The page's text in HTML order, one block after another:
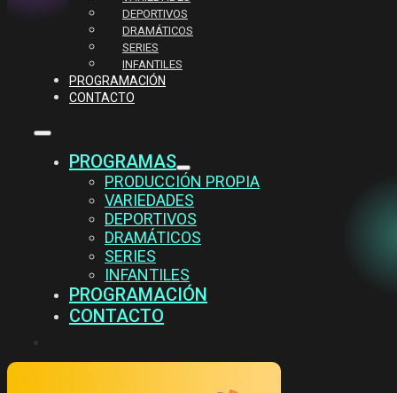
DEPORTIVOS
DRAMÁTICOS
SERIES
INFANTILES
PROGRAMACIÓN
CONTACTO
PROGRAMAS
PRODUCCIÓN PROPIA
VARIEDADES
DEPORTIVOS
DRAMÁTICOS
SERIES
INFANTILES
PROGRAMACIÓN
CONTACTO